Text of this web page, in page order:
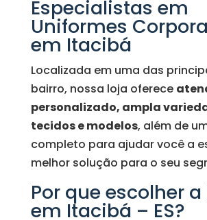
Especialistas em
Uniformes
em Itacibá
Localizada em uma das
bairro, nossa loja oferece
personalizado, ampla
tecidos e modelos, além de
completo para ajudar você a
melhor solução para o seu
Por que escolher
em Itacibá – ES?